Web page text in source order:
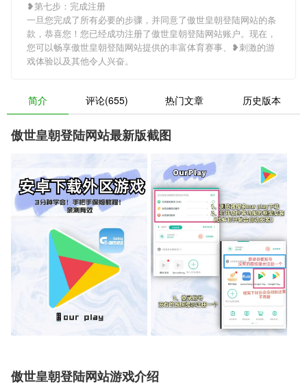
❥第七步：完成注册
一旦您完成了所有必要的步骤，并同意了傲世皇朝登陆网站的条
款，恭喜您！您已经成功注册了傲世皇朝登陆网站账户。现在，
您可以畅享傲世皇朝登陆网站提供的丰富体育赛事、❥刺激的游
戏体验以及其他令人兴奋。
简介 评论(655) 热门文章 历史版本
傲世皇朝登陆网站最新版截图
傲世皇朝登陆网站游戏介绍